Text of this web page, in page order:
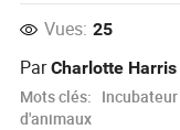
Vues: 25
ParCharlotte Harris
Mots clés:
d'animaux